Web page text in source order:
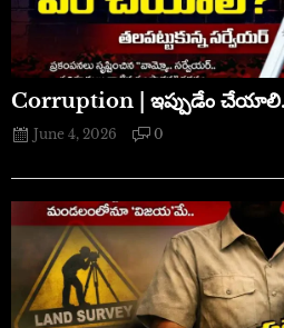
Corruption | ఇప్పుడేం చేయాలి…
June 4, 2026 0